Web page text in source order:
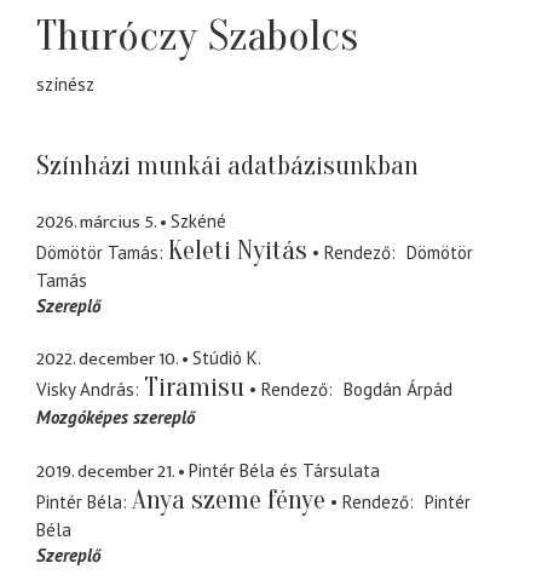
Thuróczy Szabolcs
színész
Színházi munkái adatbázisunkban
2026. március 5.
Szkéné
Dömötör Tamás Keleti Nyitás Rendező
Dömötör
Tamás
Szereplő
2022. december 10.
Stúdió K.
Visky András Tiramisu Rendező
Bogdán Árpád
Mozgóképes szereplő
2019. december 21.
Pintér Béla és Társulata
Pintér Béla Anya szeme fénye Rendező
Pintér
Béla
Szereplő